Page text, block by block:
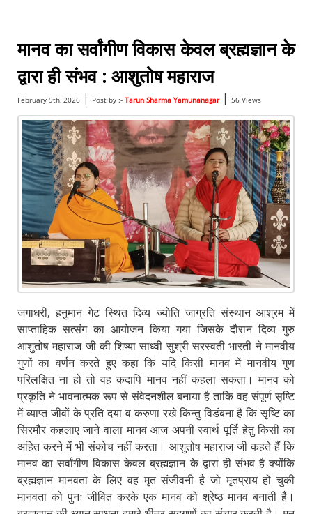
मानव का सर्वांगीण विकास केवल ब्रह्मज्ञान के
द्वारा ही संभव : आशुतोष महाराज
February 9th, 2026| Post by :- Tarun Sharma Yamunanagar| 56 Views
जगाधरी, हनुमान गेट स्थित दिव्य ज्योति जाग्रति संस्थान आश्रम में
साप्ताहिक सत्संग का आयोजन किया गया जिसके दौरान दिव्य गुरु
आशुतोष महाराज जी की शिष्या साध्वी सुश्री सरस्वती भारती ने मानवीय
गुणों का वर्णन करते हुए कहा कि यदि किसी मानव में मानवीय गुण
परिलक्षित ना हो तो वह कदापि मानव नहीं कहला सकता। मानव को
प्रकृति ने भावनात्मक रूप से संवेदनशील बनाया है ताकि वह संपूर्ण सृष्टि
में व्याप्त जीवों के प्रति दया व करुणा रखे किन्तु विडंबना है कि सृष्टि का
सिरमौर कहलाए जाने वाला मानव आज अपनी स्वार्थ पूर्ति हेतु किसी का
अहित करने में भी संकोच नहीं करता। आशुतोष महाराज जी कहते हैं कि
मानव का सर्वांगीण विकास केवल ब्रह्मज्ञान के द्वारा ही संभव है क्योंकि
ब्रह्मज्ञान मानवता के लिए वह मृत संजीवनी है जो मृतप्राय हो चुकी
मानवता को पुनः जीवित करके एक मानव को श्रेष्ठ मानव बनाती है।